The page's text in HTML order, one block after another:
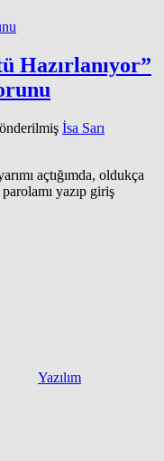
Hazırlanıyor”
İsa Sarı
açtığımda, oldukça
yazıp giriş
Yazılım